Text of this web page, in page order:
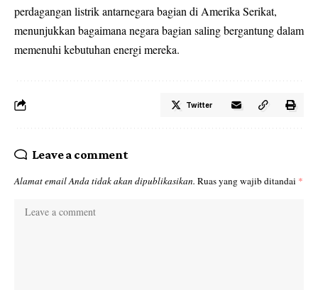
perdagangan listrik antarnegara bagian di Amerika Serikat,
menunjukkan bagaimana negara bagian saling bergantung dalam
memenuhi kebutuhan energi mereka.
Twitter
Leave a comment
Alamat email Anda tidak akan dipublikasikan. Ruas yang wajib ditandai *